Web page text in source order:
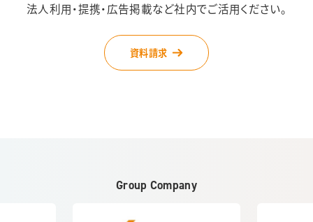
法人利用・提携・広告掲載など社内でご活用ください。
資料請求
Group Company